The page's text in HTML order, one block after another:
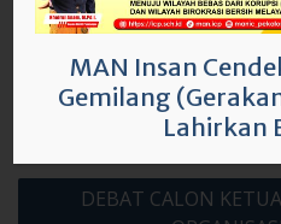
Uncategorized
Post
DEBAT CALON
MAN Insan
Gemilang
Lahirkan